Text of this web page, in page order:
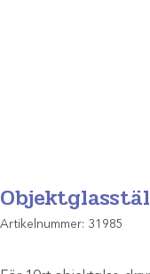
Artikelnummer: 31985